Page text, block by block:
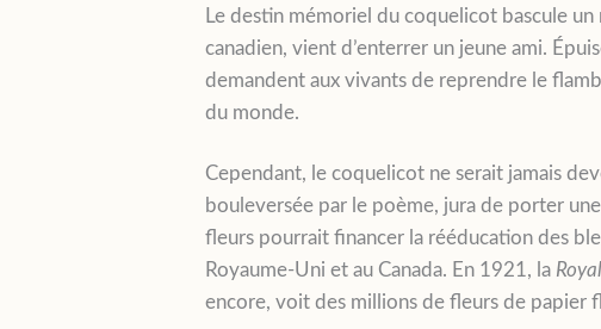
Le destin mémoriel du coquelicot bascule
canadien, vient d’enterrer un jeune ami.
demandent aux vivants de reprendre le
du monde.
Cependant, le coquelicot ne serait jamais
bouleversée par le poème, jura de porter
fleurs pourrait financer la rééducation des
Royaume-Uni et au Canada. En 1921, la
encore, voit des millions de fleurs de papier